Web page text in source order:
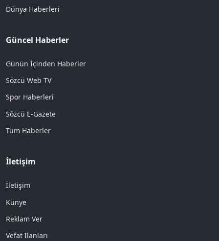
Dünya Haberleri
Güncel Haberler
Günün İçinden Haberler
Sözcü Web TV
Spor Haberleri
Sözcü E-Gazete
Tüm Haberler
İletişim
İletişim
Künye
Reklam Ver
Vefat İlanları